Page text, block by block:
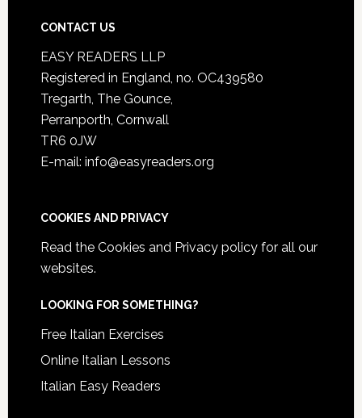
CONTACT US
EASY READERS LLP
Registered in England, no. OC439580
Tregarth, The Gounce,
Perranporth, Cornwall
TR6 0JW
E-mail: info@easyreaders.org
COOKIES AND PRIVACY
Read the Cookies and Privacy policyfor all our
websites.
LOOKING FOR SOMETHING?
Free Italian Exercises
Online Italian Lessons
Italian Easy Readers